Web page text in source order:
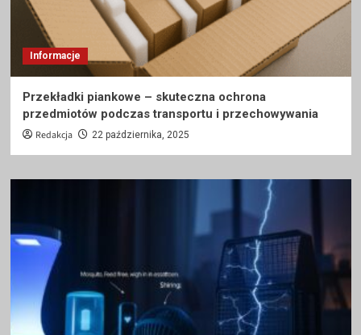
Informacje
Przekładki piankowe – skuteczna ochrona
przedmiotów podczas transportu i przechowywania
Redakcja 22 października, 2025